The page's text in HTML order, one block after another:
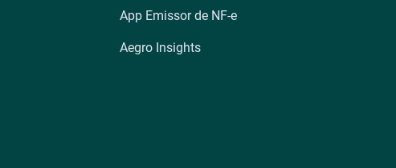
App Emissor de NF-e
Aegro Insights